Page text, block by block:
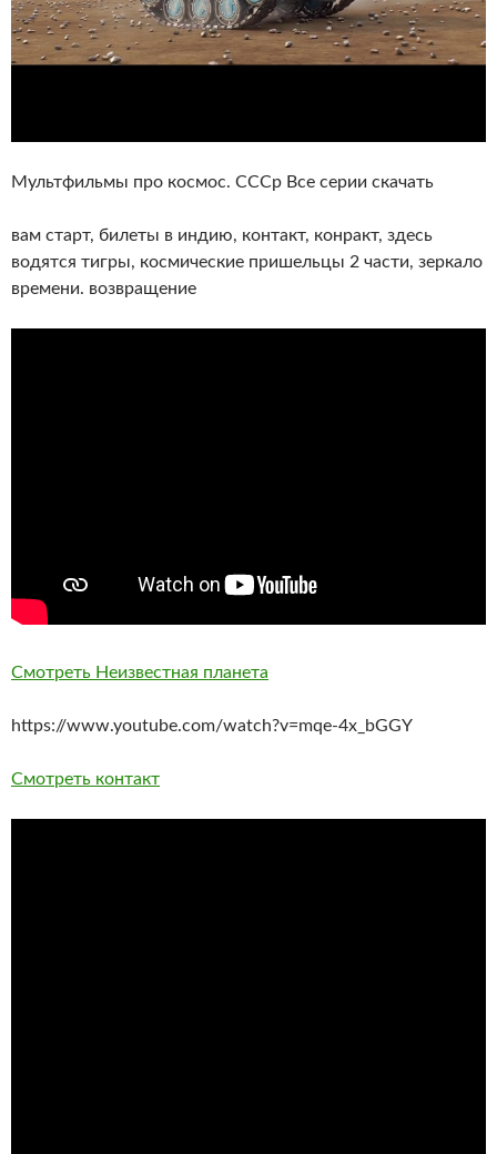
Мультфильмы про космос. СССр Все серии скачать
вам старт, билеты в индию, контакт, конракт, здесь
водятся тигры, космические пришельцы 2 части, зеркало
времени. возвращение
Смотреть Неизвестная планета
https://www.youtube.com/watch?v=mqe-4x_bGGY
Смотреть контакт